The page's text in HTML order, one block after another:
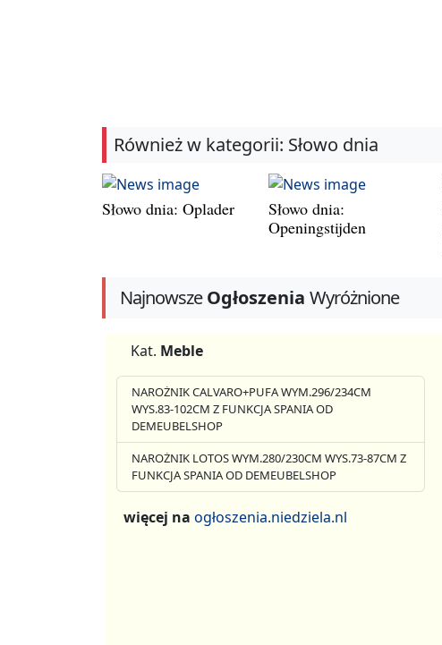
Również w kategorii: Słowo dnia
Słowo dnia: Oplader
Słowo dnia:
Openingstijden
NajnowszeOgłoszenia Wyróżnione
Kat. Meble
NAROŻNIK CALVARO+PUFA WYM.296/234CM
WYS.83-102CM Z FUNKCJA SPANIA OD
DEMEUBELSHOP
NAROŻNIK LOTOS WYM.280/230CM WYS.73-87CM Z
FUNKCJA SPANIA OD DEMEUBELSHOP
więcej na ogłoszenia.niedziela.nl